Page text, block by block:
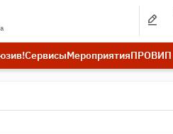
СервисыМероприятияПРОВИП